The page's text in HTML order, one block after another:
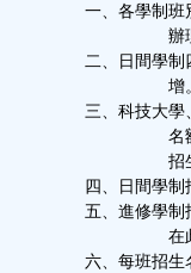
一、各學制班別間
辦理
二、日間學制四年
增。
三、科技大學、技
名額調減幅度
招生人數在一
四、日間學制招生
五、進修學制招生
在此限
六、每班招生名額